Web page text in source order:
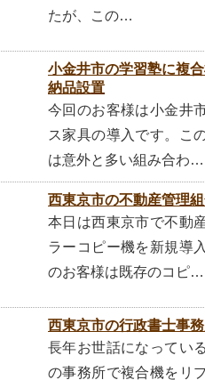
たが、この…
小金井市の学習塾に複
納品設置
今回のお客様は小金井
ス家具の導入です。こ
は意外と多い組み合わ…
西東京市の不動産管理
本日は西東京市で不動
ラーコピー機を新規導
のお客様は既存のコピ…
西東京市の行政書士事
長年お世話になってい
の事務所で複合機をリ